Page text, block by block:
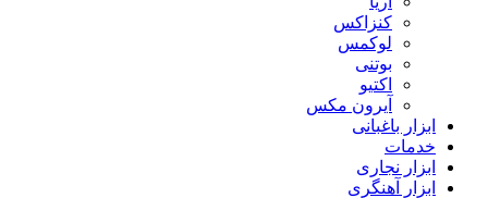
کنزاکس
لوکمس
بوتنی
اکتیو
آیرون مکس
ابزار باغبانی
خدمات
ابزار نجاری
ابزار آهنگری